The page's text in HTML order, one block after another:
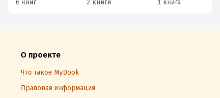
6 книг 2 книги 1 книга
О проекте
Что такое MyBook
Правовая информация